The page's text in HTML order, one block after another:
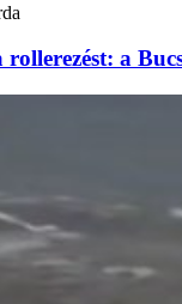
rollerezést: a